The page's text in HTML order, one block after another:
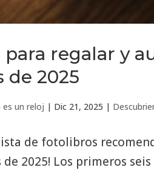
regalar y
de 2025
un reloj | Dic 21, 2025 |
de fotolibros
de 2025! Los primeros